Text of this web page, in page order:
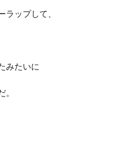
ップして、
みたいに